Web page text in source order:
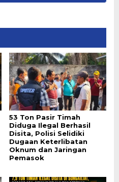
53 Ton Pasir Timah
Diduga Ilegal Berhasil
Disita, Polisi Selidiki
Dugaan Keterlibatan
Oknum dan Jaringan
Pemasok